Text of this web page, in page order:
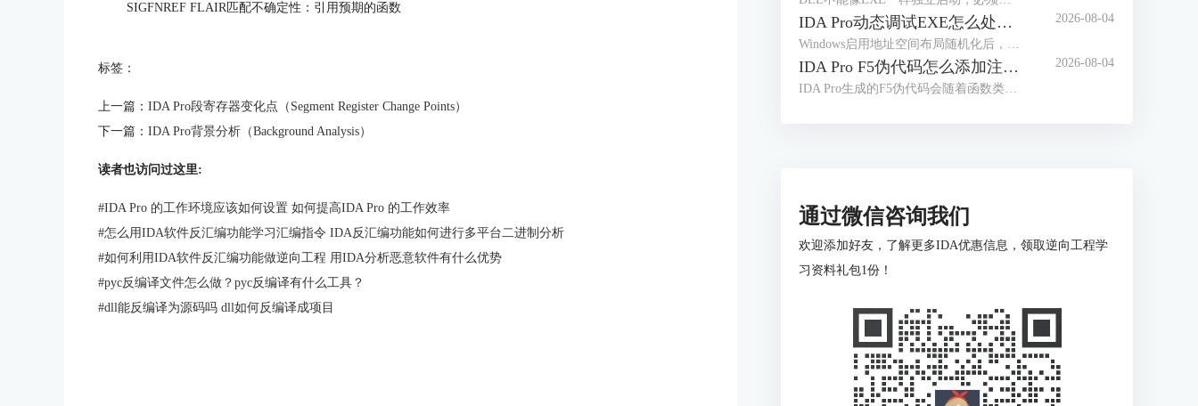
SIGFNREF FLAIR匹配不确定性：引用预期的函数
标签：
上一篇： IDA Pro段寄存器变化点（Segment Register Change Points）
下一篇： IDA Pro背景分析（Background Analysis）
读者也访问过这里:
#IDA Pro 的工作环境应该如何设置 如何提高IDA Pro 的工作效率
#怎么用IDA软件反汇编功能学习汇编指令 IDA反汇编功能如何进行多平台二进制分析
#如何利用IDA软件反汇编功能做逆向工程 用IDA分析恶意软件有什么优势
#pyc反编译文件怎么做？pyc反编译有什么工具？
#dll能反编译为源码吗 dll如何反编译成项目
IDA Pro动态调试EXE怎么处理地址随机化 IDA Pro断点地址随程序启动变化如何定位 2026-08-04
IDA Pro F5伪代码怎么添加注释 IDA Pro F5伪代码注释丢失如何恢复 2026-08-04
通过微信咨询我们
欢迎添加好友，了解更多IDA优惠信息，领取逆向工程学
习资料礼包1份！